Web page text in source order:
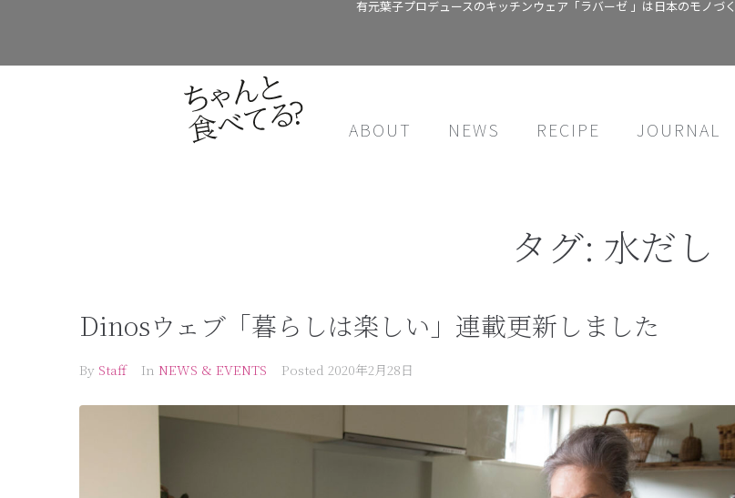
有元葉子プロデュースのキッチンウェア「ラバーゼ 」は日本のモノづ
ABOUT NEWS RECIPE JOURNAL
タグ: 水だし
Dinosウェブ「暮らしは楽しい」連載更新しました
By Staff In NEWS & EVENTS Posted 2020年2月28日